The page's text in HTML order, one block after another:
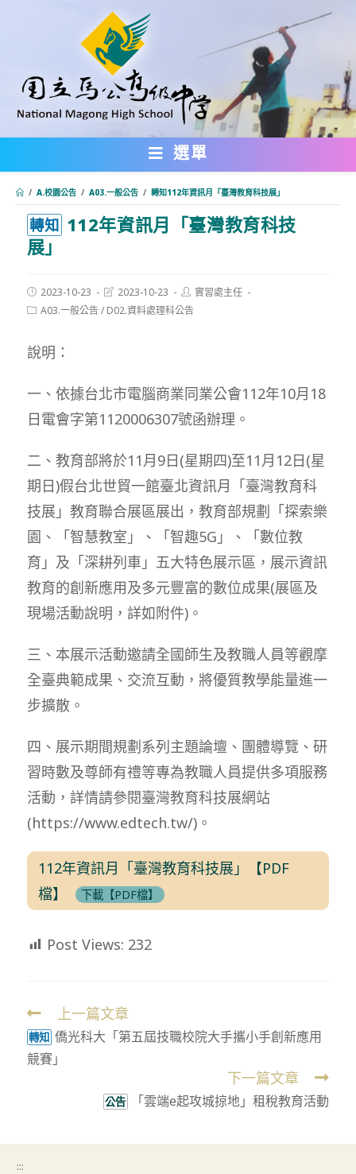
內
選單
/ A.校園公告 / A03.一般公告 / 轉知112年資訊月「臺灣教育科技展」
轉知 112年資訊月「臺灣教育科技
展」
Post
published:
2023-10-23
Post
modified:
2023-10-23
Post
author:
實習處主任
PostA03.一般公告/ D02.資料處理科公告
說明：
一、依據台北市電腦商業同業公會112年10月18
日電會字第1120006307號函辦理。
二、教育部將於11月9日(星期四)至11月12日(星
期日)假台北世貿一館臺北資訊月「臺灣教育科
技展」教育聯合展區展出，教育部規劃「探索樂
園、「智慧教室」、「智趣5G」、「數位教
育」及「深耕列車」五大特色展示區，展示資訊
教育的創新應用及多元豐富的數位成果(展區及
現場活動說明，詳如附件)。
三、本展示活動邀請全國師生及教職人員等觀摩
全臺典範成果、交流互動，將優質教學能量進一
步擴散。
四、展示期間規劃系列主題論壇、團體導覽、研
習時數及尊師有禮等專為教職人員提供多項服務
活動，詳情請參閱臺灣教育科技展網站
(https://www.edtech.tw/)。
112年資訊月「臺灣教育科技展」【PDF
檔】
下載【PDF檔】
Post Views: 232
Read
more
articles
上一篇文章
轉知 僑光科大「第五屆技職校院大手攜小手創新應用
競賽」
下一篇文章
公告 「雲端e起攻城掠地」租稅教育活動
:::